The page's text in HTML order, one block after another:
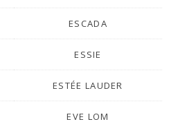
ESCADA
ESSIE
ESTÉE LAUDER
EVE LOM